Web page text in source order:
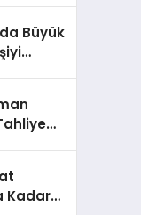
Büyük
Kadar